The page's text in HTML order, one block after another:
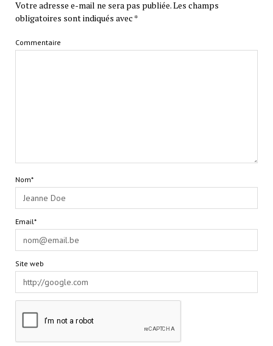
Votre adresse e-mail ne sera pas publiée.Les champs
obligatoires sont indiqués avec *
Commentaire
Nom*
Email*
Site web